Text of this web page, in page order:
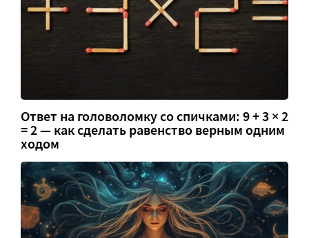
Ответ на головоломку со спичками: 9 + 3 × 2
= 2 — как сделать равенство верным одним
ходом